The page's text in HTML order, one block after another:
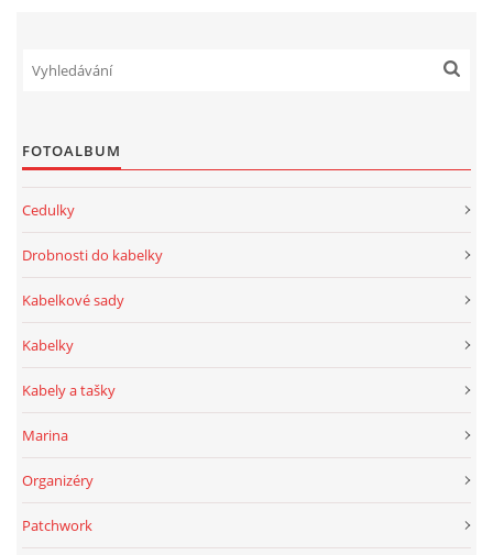
FOTOALBUM
Cedulky
Drobnosti do kabelky
Kabelkové sady
Kabelky
Kabely a tašky
Marina
Organizéry
Patchwork